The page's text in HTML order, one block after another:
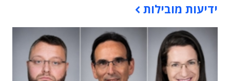
ידיעות מובילות